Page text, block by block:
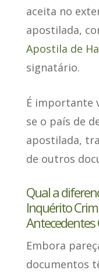
aceita no
apostilada,
Apostila de
signatário.
É importante
se o país de
apostilada,
de outros
Qual a
Inquérito
Antecedentes
Embora
documentos